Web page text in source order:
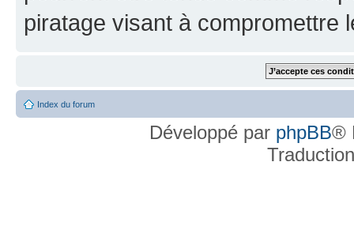
piratage visant à compromettre
Index du forum
Développé par phpBB®